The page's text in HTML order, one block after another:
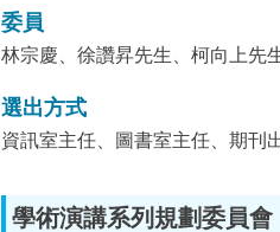
委員
林宗慶、徐讚昇先生、柯向上先
選出方式
資訊室主任、圖書室主任、期刊
學術演講系列規劃委員會